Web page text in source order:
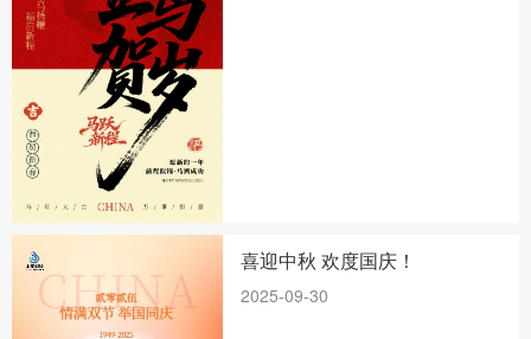
喜迎中秋 欢度国庆！
2025-09-30